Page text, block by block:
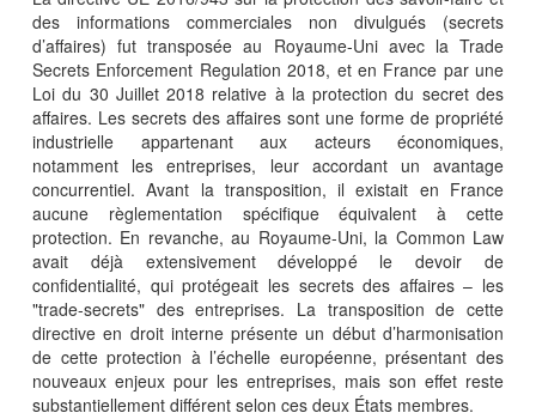
des informations commerciales non divulgués (secrets
d’affaires) fut transposée au Royaume-Uni avec la Trade
Secrets Enforcement Regulation 2018, et en France par une
Loi du 30 Juillet 2018 relative à la protection du secret des
affaires. Les secrets des affaires sont une forme de propriété
industrielle appartenant aux acteurs économiques,
notamment les entreprises, leur accordant un avantage
concurrentiel. Avant la transposition, il existait en France
aucune règlementation spécifique équivalent à cette
protection. En revanche, au Royaume-Uni, la Common Law
avait déjà extensivement développé le devoir de
confidentialité, qui protégeait les secrets des affaires – les
"trade-secrets" des entreprises. La transposition de cette
directive en droit interne présente un début d’harmonisation
de cette protection à l’échelle européenne, présentant des
nouveaux enjeux pour les entreprises, mais son effet reste
substantiellement différent selon ces deux États membres.